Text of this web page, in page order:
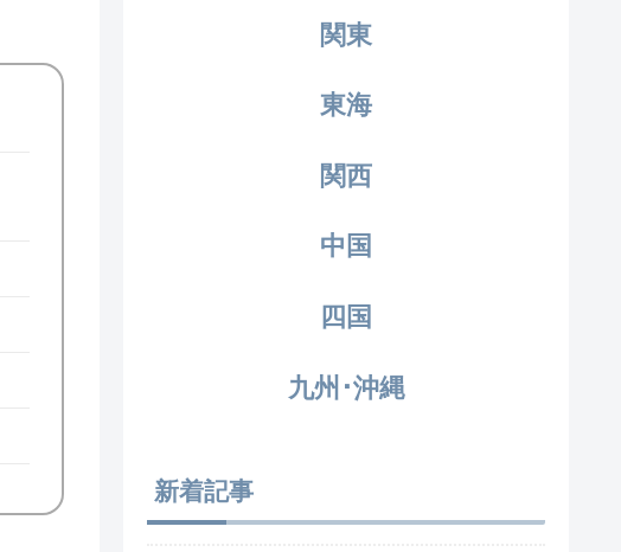
関東
東海
関西
中国
四国
九州･沖縄
新着記事